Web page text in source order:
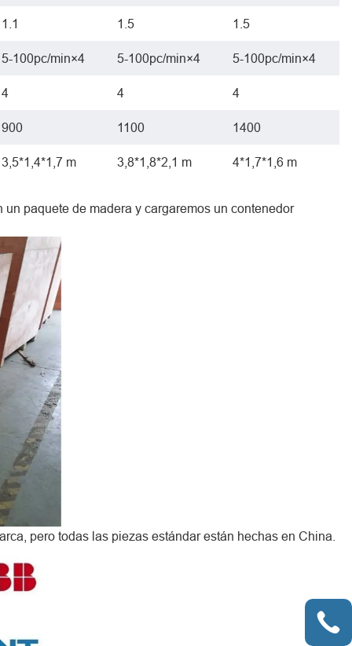
1.1 1.5 1.5
5-100pc/min×4 5-100pc/min×4 5-100pc/min×4
4 4 4
900 1100 1400
3,5*1,4*1,7 m 3,8*1,8*2,1 m 4*1,7*1,6 m
paquete de madera y cargaremos un contenedor
pero todas las piezas estándar están hechas en China.
